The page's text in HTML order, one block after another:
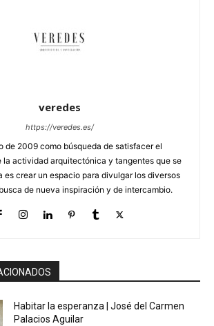
veredes
https://veredes.es/
de 2009 como búsqueda de satisfacer el
la actividad arquitectónica y tangentes que se
es crear un espacio para divulgar los diversos
de nueva inspiración y de intercambio.
Habitar la esperanza | José del Carmen
Palacios Aguilar